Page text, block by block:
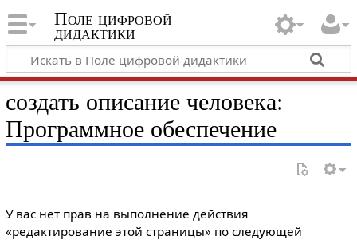
Поле цифровой
дидактики
создать описание человека:
Программное обеспечение
У вас нет прав на выполнение действия
«редактирование этой страницы» по следующей